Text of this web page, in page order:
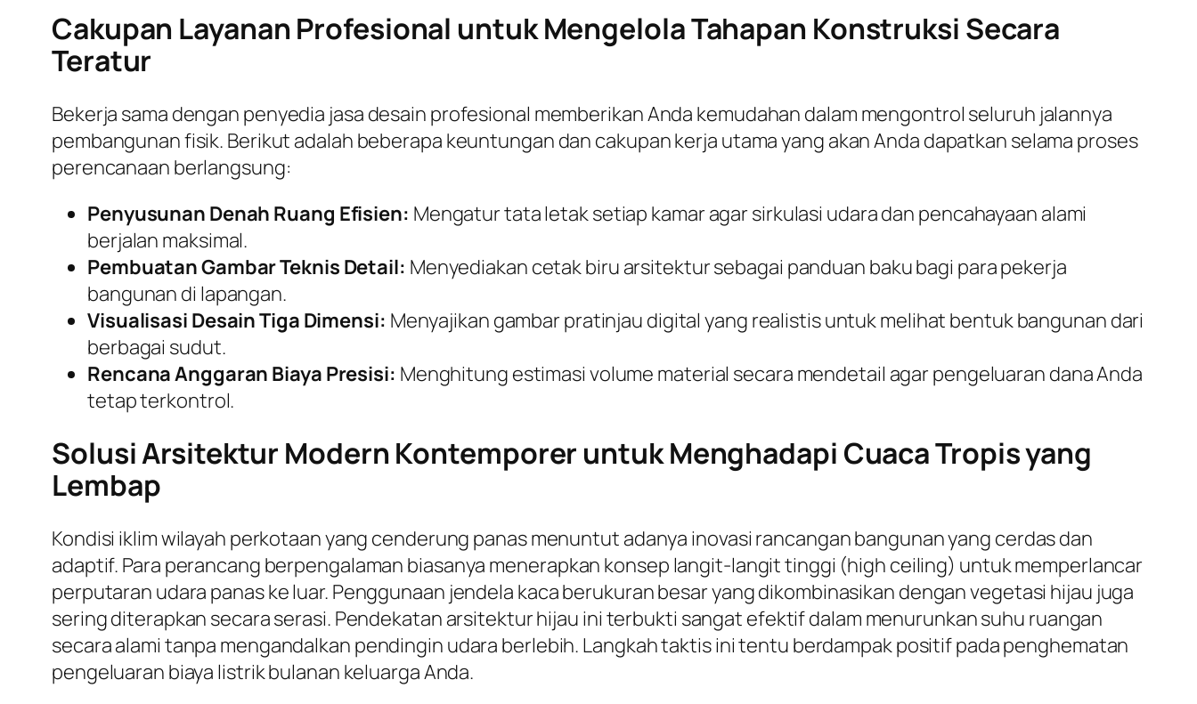
Cakupan Layanan Profesional untuk Mengelola Tahapan Konstruksi Secara
Teratur
Bekerja sama dengan penyedia jasa desain profesional memberikan Anda kemudahan dalam mengontrol seluruh jalannya
pembangunan fisik. Berikut adalah beberapa keuntungan dan cakupan kerja utama yang akan Anda dapatkan selama proses
perencanaan berlangsung:
Penyusunan Denah Ruang Efisien: Mengatur tata letak setiap kamar agar sirkulasi udara dan pencahayaan alami
berjalan maksimal.
Pembuatan Gambar Teknis Detail: Menyediakan cetak biru arsitektur sebagai panduan baku bagi para pekerja
bangunan di lapangan.
Visualisasi Desain Tiga Dimensi: Menyajikan gambar pratinjau digital yang realistis untuk melihat bentuk bangunan dari
berbagai sudut.
Rencana Anggaran Biaya Presisi: Menghitung estimasi volume material secara mendetail agar pengeluaran dana Anda
tetap terkontrol.
Solusi Arsitektur Modern Kontemporer untuk Menghadapi Cuaca Tropis yang
Lembap
Kondisi iklim wilayah perkotaan yang cenderung panas menuntut adanya inovasi rancangan bangunan yang cerdas dan
adaptif. Para perancang berpengalaman biasanya menerapkan konsep langit-langit tinggi (high ceiling) untuk memperlancar
perputaran udara panas ke luar. Penggunaan jendela kaca berukuran besar yang dikombinasikan dengan vegetasi hijau juga
sering diterapkan secara serasi. Pendekatan arsitektur hijau ini terbukti sangat efektif dalam menurunkan suhu ruangan
secara alami tanpa mengandalkan pendingin udara berlebih. Langkah taktis ini tentu berdampak positif pada penghematan
pengeluaran biaya listrik bulanan keluarga Anda.